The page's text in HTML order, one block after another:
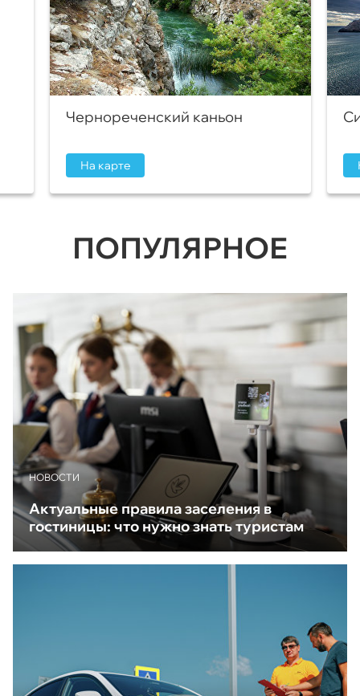
Чернореченский каньон
На карте
ПОПУЛЯРНОЕ
НОВОСТИ
Актуальные правила заселения в
гостиницы: что нужно знать туристам